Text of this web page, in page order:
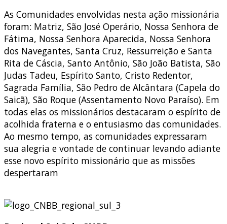
As Comunidades envolvidas nesta ação missionária
foram: Matriz, São José Operário, Nossa Senhora de
Fátima, Nossa Senhora Aparecida, Nossa Senhora
dos Navegantes, Santa Cruz, Ressurreição e Santa
Rita de Cáscia, Santo Antônio, São João Batista, São
Judas Tadeu, Espírito Santo, Cristo Redentor,
Sagrada Família, São Pedro de Alcântara (Capela do
Saicã), São Roque (Assentamento Novo Paraíso). Em
todas elas os missionários destacaram o espírito de
acolhida fraterna e o entusiasmo das comunidades.
Ao mesmo tempo, as comunidades expressaram
sua alegria e vontade de continuar levando adiante
esse novo espírito missionário que as missões
despertaram